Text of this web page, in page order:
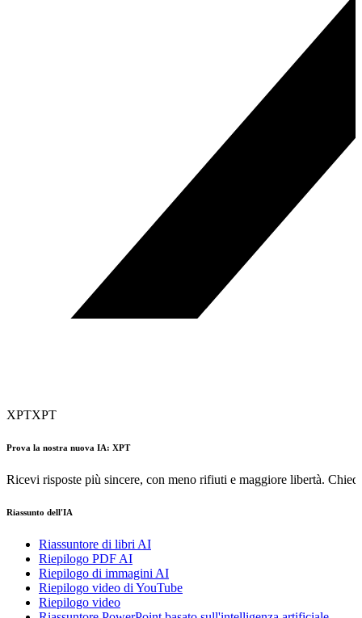
XPTXPT
Prova la nostra nuova IA: XPT
Ricevi risposte più sincere, con meno rifiuti e maggiore libertà.
Riassunto dell'IA
Riassuntore di libri AI
Riepilogo PDF AI
Riepilogo di immagini AI
Riepilogo video di YouTube
Riepilogo video